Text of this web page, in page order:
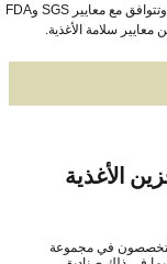
الغذائية، وتتوافق مع معايير SGS وFDA
سلامة الأغذية.
الأغذية
في مجموعة